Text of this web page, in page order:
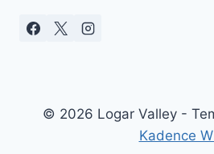
© 2026 Logar Valley -
Kadence